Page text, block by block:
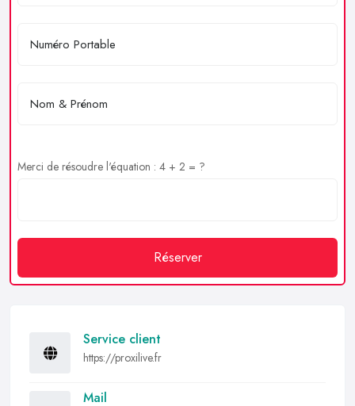
Merci de résoudre l'équation : 4 + 2 = ?
Réserver
Service client
https://proxilive.fr
Mail